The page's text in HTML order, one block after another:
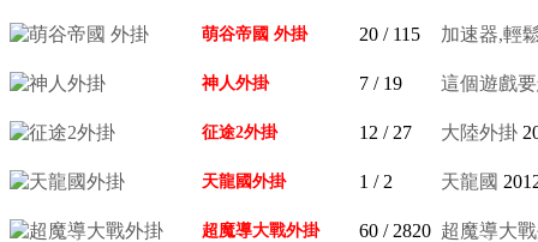
萌谷帝國 外掛 20 / 115 加速器,輕
神人外掛 7 / 19 這個遊戲
征途2外掛 12 / 27 大陸外掛
天龍國外掛 1 / 2 天龍國
超魔導大戰外掛 60 / 2820 超魔導大